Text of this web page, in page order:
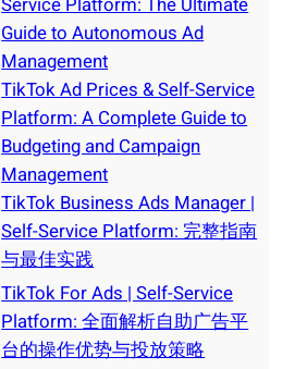
Guide to Autonomous Ad
Management
TikTok Ad Prices & Self-Service
Platform: A Complete Guide to
Budgeting and Campaign
Management
TikTok Business Ads Manager |
Self-Service Platform: 完整指南
与最佳实践
TikTok For Ads | Self-Service
Platform: 全面解析自助广告平
台的操作优势与投放策略